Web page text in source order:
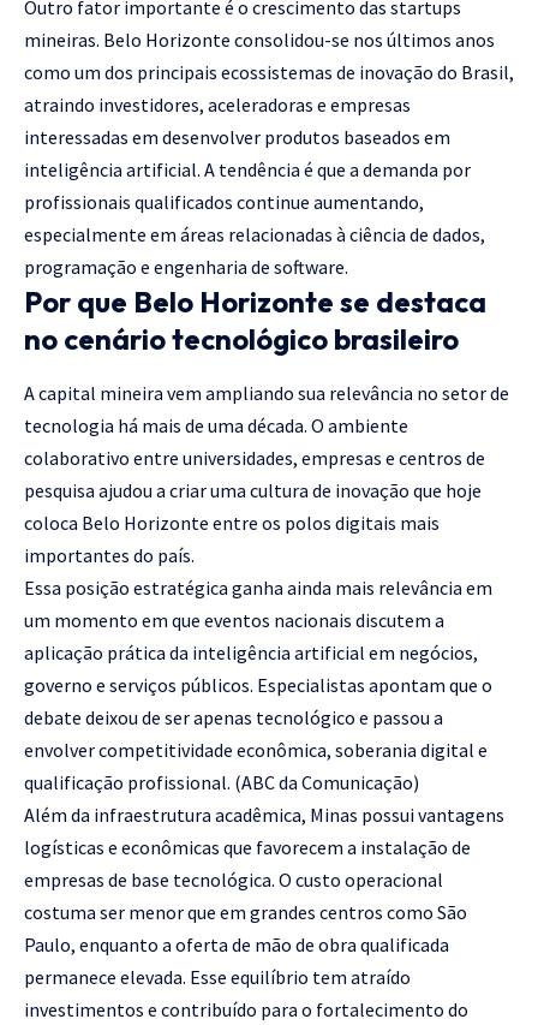
Outro fator importante é o crescimento das startups
mineiras. Belo Horizonte consolidou-se nos últimos anos
como um dos principais ecossistemas de inovação do Brasil,
atraindo investidores, aceleradoras e empresas
interessadas em desenvolver produtos baseados em
inteligência artificial. A tendência é que a demanda por
profissionais qualificados continue aumentando,
especialmente em áreas relacionadas à ciência de dados,
programação e engenharia de software.
Por que Belo Horizonte se destaca
no cenário tecnológico brasileiro
A capital mineira vem ampliando sua relevância no setor de
tecnologia há mais de uma década. O ambiente
colaborativo entre universidades, empresas e centros de
pesquisa ajudou a criar uma cultura de inovação que hoje
coloca Belo Horizonte entre os polos digitais mais
importantes do país.
Essa posição estratégica ganha ainda mais relevância em
um momento em que eventos nacionais discutem a
aplicação prática da inteligência artificial em negócios,
governo e serviços públicos. Especialistas apontam que o
debate deixou de ser apenas tecnológico e passou a
envolver competitividade econômica, soberania digital e
qualificação profissional. (ABC da Comunicação)
Além da infraestrutura acadêmica, Minas possui vantagens
logísticas e econômicas que favorecem a instalação de
empresas de base tecnológica. O custo operacional
costuma ser menor que em grandes centros como São
Paulo, enquanto a oferta de mão de obra qualificada
permanece elevada. Esse equilíbrio tem atraído
investimentos e contribuído para o fortalecimento do